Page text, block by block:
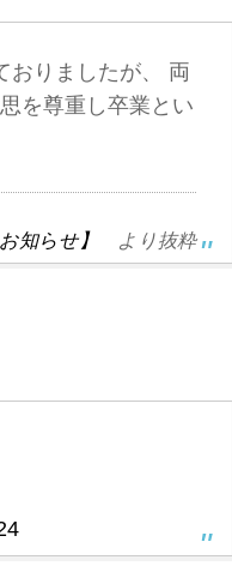
おりましたが、 両
を尊重し卒業とい
知らせ】 より抜粋